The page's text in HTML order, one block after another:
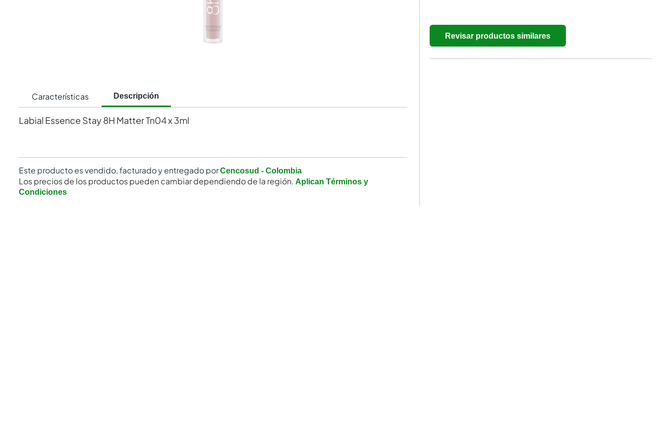
Características Descripción
Labial Essence Stay 8H Matter Tn04 x 3ml
Este producto es vendido, facturado y entregado porCencosud - Colombia
Los precios de los productos pueden cambiar dependiendo de la región. Aplican Términos y
Condiciones